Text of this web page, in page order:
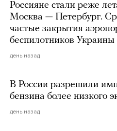
Россияне стали реже
Москва — Петербург.
частые закрытия
беспилотников Украины
день назад
В России разрешили
бензина более низкого
день назад